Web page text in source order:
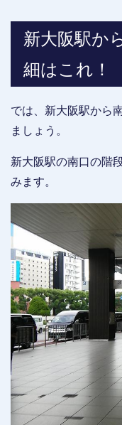
新大阪駅か
細はこれ！
では、新大阪駅から
ましょう。
新大阪駅の南口の階
みます。